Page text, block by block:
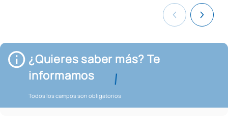
¿Quieres saber más? Te
informamos
Todos los campos son obligatorios